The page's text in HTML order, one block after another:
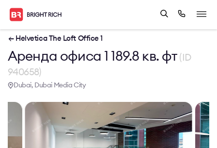
← Helvetica The Loft Office 1
Аренда офиса 1 189.8 кв. фт (ID
940658)
Dubai, Dubai Media City